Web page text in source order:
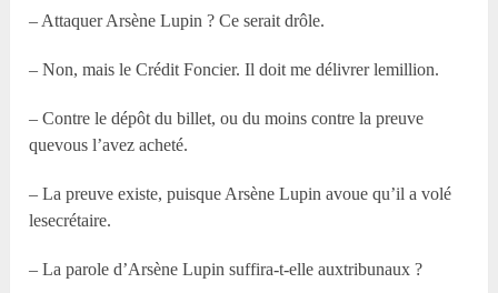
– Attaquer Arsène Lupin ? Ce serait drôle.
– Non, mais le Crédit Foncier. Il doit me délivrer lemillion.
– Contre le dépôt du billet, ou du moins contre la preuve
quevous l’avez acheté.
– La preuve existe, puisque Arsène Lupin avoue qu’il a volé
lesecrétaire.
– La parole d’Arsène Lupin suffira-t-elle auxtribunaux ?